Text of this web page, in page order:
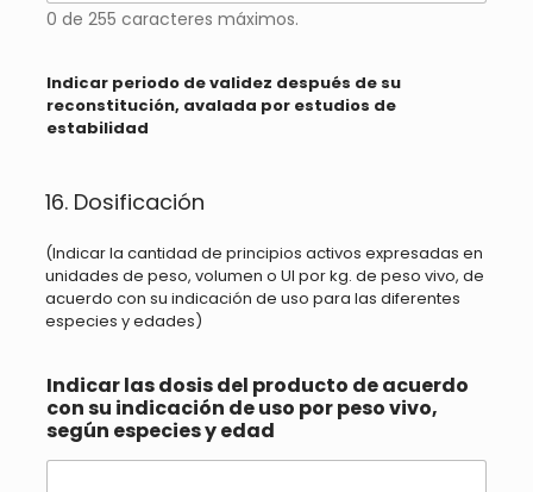
f
o
r
e
e
i
f
i
c
:
0 de 255 caracteres máximos.
Indicar periodo de validez después de su
reconstitución, avalada por estudios de
estabilidad
16. Dosificación
(Indicar la cantidad de principios activos expresadas en
unidades de peso, volumen o UI por kg. de peso vivo, de
acuerdo con su indicación de uso para las diferentes
especies y edades)
Indicar las dosis del producto de acuerdo
con su indicación de uso por peso vivo,
según especies y edad